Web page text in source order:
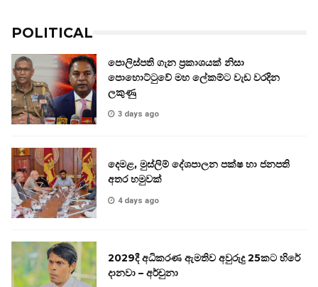
POLITICAL
පොලිස්පති ගැන ප්‍රකාශයක් නිසා
පොහොට්ටුවේ මහ ලේකම්ට වැඩ වරදින
ලකුණු
3 days ago
දෙමළ, මුස්ලිම් දේශපාලන පක්ෂ හා ජනපති
අතර හමුවක්
4 days ago
2029දී අධිකරණ ඇමතිව අවුරුදු 25කට හිරේ
දානවා – අර්චුනා